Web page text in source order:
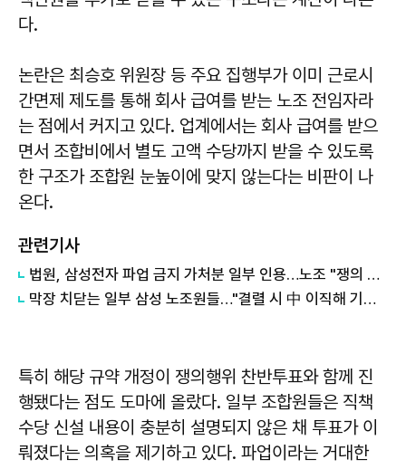
다.
논란은 최승호 위원장 등 주요 집행부가 이미 근로시
간면제 제도를 통해 회사 급여를 받는 노조 전임자라
는 점에서 커지고 있다. 업계에서는 회사 급여를 받으
면서 조합비에서 별도 고액 수당까지 받을 수 있도록
한 구조가 조합원 눈높이에 맞지 않는다는 비판이 나
온다.
관련기사
법원, 삼성전자 파업 금지 가처분 일부 인용…노조 "쟁의 행위에 방해 안돼"
막장 치닫는 일부 삼성 노조원들…"결렬 시 中 이직해 기술유출 시킬 것"
특히 해당 규약 개정이 쟁의행위 찬반투표와 함께 진
행됐다는 점도 도마에 올랐다. 일부 조합원들은 직책
수당 신설 내용이 충분히 설명되지 않은 채 투표가 이
뤄졌다는 의혹을 제기하고 있다. 파업이라는 거대한